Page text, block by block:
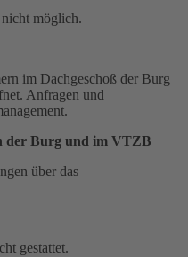
möglich.
im Dachgeschoß der Burg
Anfragen und
der Burg und im VTZB
über das
gestattet.